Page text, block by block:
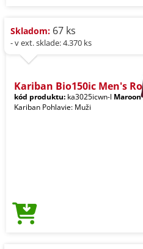
Skladom: 67 ks
- v ext. sklade: 4.370 ks
Kariban Bio150ic Men's Ro
kód produktu: ka3025icwn-l Maroon
Kariban Pohlavie: Muži